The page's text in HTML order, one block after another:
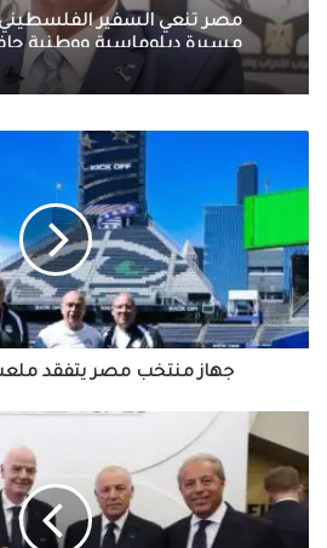
مصر تنعي السفير الفلسطيني
مسيرة دبلوماسية ووطنية
مصر
ملعب
مباراة
بلجيكا
جهاز منتخب مصر يتفقد ملعب
يهدى
أبو
ريدة